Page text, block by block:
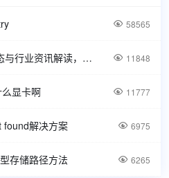
 58565
边缘计算：最新发展动态与行业资讯解读，洞悉技术前沿引领未来。  11848
显卡啊  11777
解决方案  6975
存储路径方法  6265